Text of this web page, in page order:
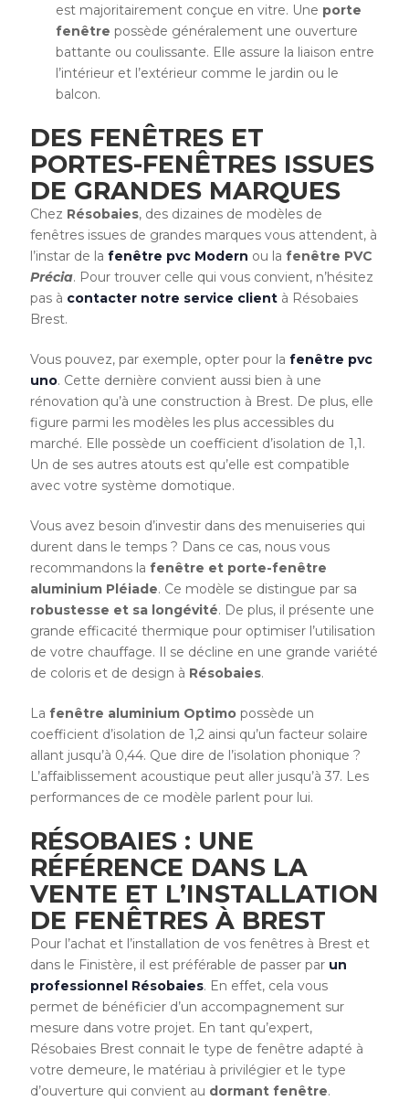
est majoritairement conçue en vitre. Une porte
fenêtre possède généralement une ouverture
battante ou coulissante. Elle assure la liaison entre
l’intérieur et l’extérieur comme le jardin ou le
balcon.
DES FENÊTRES ET
PORTES-FENÊTRES ISSUES
DE GRANDES MARQUES
Chez Résobaies, des dizaines de modèles de
fenêtres issues de grandes marques vous attendent, à
l’instar de la fenêtre pvc Modern ou la fenêtre PVC
Précia. Pour trouver celle qui vous convient, n’hésitez
pas à contacter notre service client à Résobaies
Brest.
Vous pouvez, par exemple, opter pour la fenêtre pvc
uno. Cette dernière convient aussi bien à une
rénovation qu’à une construction à Brest. De plus, elle
figure parmi les modèles les plus accessibles du
marché. Elle possède un coefficient d’isolation de 1,1.
Un de ses autres atouts est qu’elle est compatible
avec votre système domotique.
Vous avez besoin d’investir dans des menuiseries qui
durent dans le temps ? Dans ce cas, nous vous
recommandons la fenêtre et porte-fenêtre
aluminium Pléiade. Ce modèle se distingue par sa
robustesse et sa longévité. De plus, il présente une
grande efficacité thermique pour optimiser l’utilisation
de votre chauffage. Il se décline en une grande variété
de coloris et de design à Résobaies.
La fenêtre aluminium Optimo possède un
coefficient d’isolation de 1,2 ainsi qu’un facteur solaire
allant jusqu’à 0,44. Que dire de l’isolation phonique ?
L’affaiblissement acoustique peut aller jusqu’à 37. Les
performances de ce modèle parlent pour lui.
RÉSOBAIES : UNE
RÉFÉRENCE DANS LA
VENTE ET L’INSTALLATION
DE FENÊTRES À BREST
Pour l’achat et l’installation de vos fenêtres à Brest et
dans le Finistère, il est préférable de passer par un
professionnel Résobaies. En effet, cela vous
permet de bénéficier d’un accompagnement sur
mesure dans votre projet. En tant qu’expert,
Résobaies Brest connait le type de fenêtre adapté à
votre demeure, le matériau à privilégier et le type
d’ouverture qui convient au dormant fenêtre.